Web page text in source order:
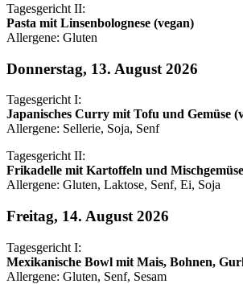
Tagesgericht II:
Pasta mit Linsenbolognese (vegan)
Allergene: Gluten
Donnerstag, 13. August 2026
Tagesgericht I:
Japanisches Curry mit Tofu und Gemüse
Allergene: Sellerie, Soja, Senf
Tagesgericht II:
Frikadelle mit Kartoffeln und Mischgemüse
Allergene: Gluten, Laktose, Senf, Ei, Soja
Freitag, 14. August 2026
Tagesgericht I:
Mexikanische Bowl mit Mais, Bohnen,
Allergene: Gluten, Senf, Sesam